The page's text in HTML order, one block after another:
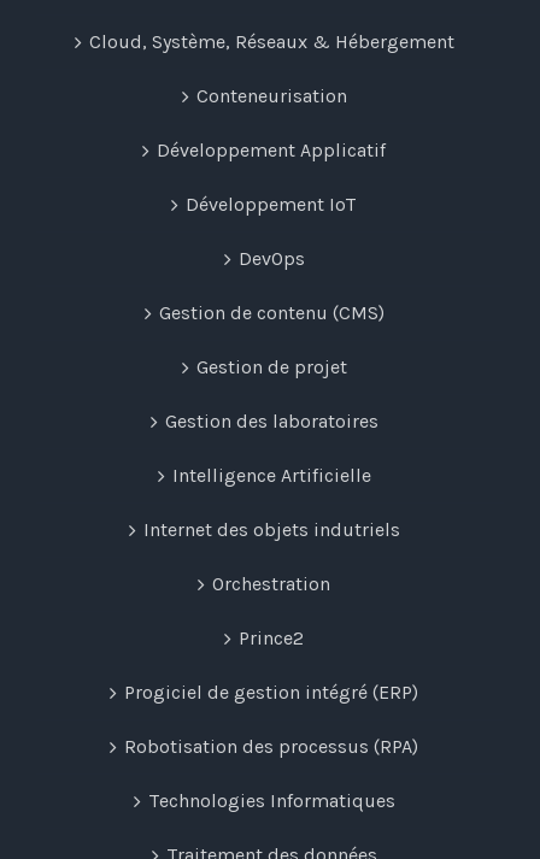
Cloud, Système, Réseaux & Hébergement
Conteneurisation
Développement Applicatif
Développement IoT
DevOps
Gestion de contenu (CMS)
Gestion de projet
Gestion des laboratoires
Intelligence Artificielle
Internet des objets indutriels
Orchestration
Prince2
Progiciel de gestion intégré (ERP)
Robotisation des processus (RPA)
Technologies Informatiques